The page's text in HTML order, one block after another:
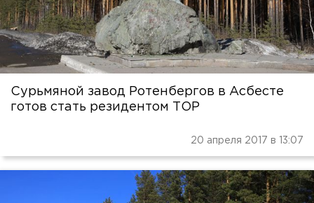
Сурьмяной завод Ротенбергов в Асбесте
готов стать резидентом ТОР
20 апреля 2017 в 13:07